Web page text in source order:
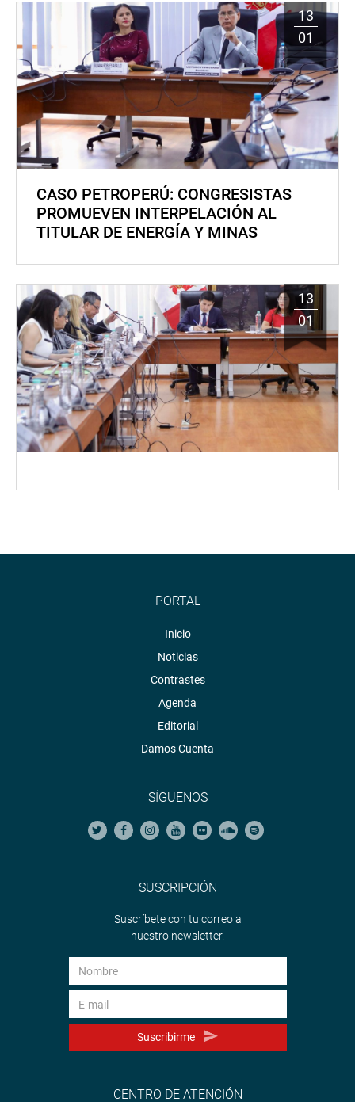
13
01
CASO PETROPERÚ: CONGRESISTAS
PROMUEVEN INTERPELACIÓN AL
TITULAR DE ENERGÍA Y MINAS
13
01
PORTAL
Inicio
Noticias
Contrastes
Agenda
Editorial
Damos Cuenta
SÍGUENOS
SUSCRIPCIÓN
Suscríbete con tu correo a
nuestro newsletter.
Suscribirme
CENTRO DE ATENCIÓN